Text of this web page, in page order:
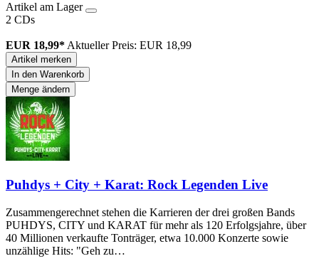
Artikel am Lager
2 CDs
EUR 18,99* Aktueller Preis: EUR 18,99
Artikel merken
In den Warenkorb
Menge ändern
Puhdys + City + Karat: Rock Legenden Live
Zusammengerechnet stehen die Karrieren der drei großen Bands
PUHDYS, CITY und KARAT für mehr als 120 Erfolgsjahre, über
40 Millionen verkaufte Tonträger, etwa 10.000 Konzerte sowie
unzählige Hits: "Geh zu…